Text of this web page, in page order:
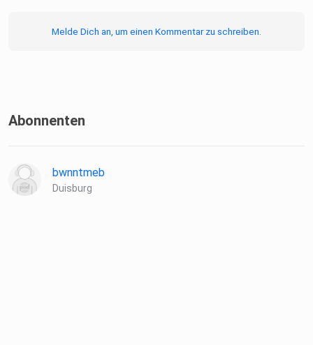
Melde Dich an, um einen Kommentar zu schreiben.
Abonnenten
bwnntmeb
Duisburg